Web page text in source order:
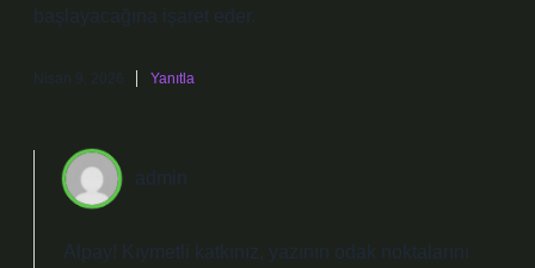
başlayacağına işaret eder.
Nisan 9, 2026 Yanıtla
admin
Alpay! Kıymetli katkınız, yazının odak noktalarını